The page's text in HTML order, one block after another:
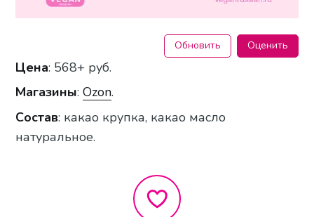
Обновить Оценить
Цена: 568+ руб.
Магазины:Ozon.
Состав: какао крупка, какао масло
натуральное.